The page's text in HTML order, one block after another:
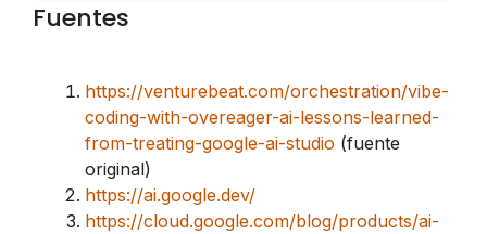
Fuentes
https://venturebeat.com/orchestration/vibe-
coding-with-overeager-ai-lessons-learned-
from-treating-google-ai-studio (fuente
original)
https://ai.google.dev/
https://cloud.google.com/blog/products/ai-